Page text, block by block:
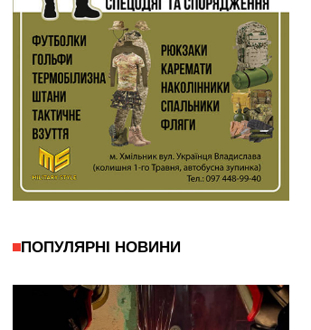
ПОПУЛЯРНІ НОВИНИ